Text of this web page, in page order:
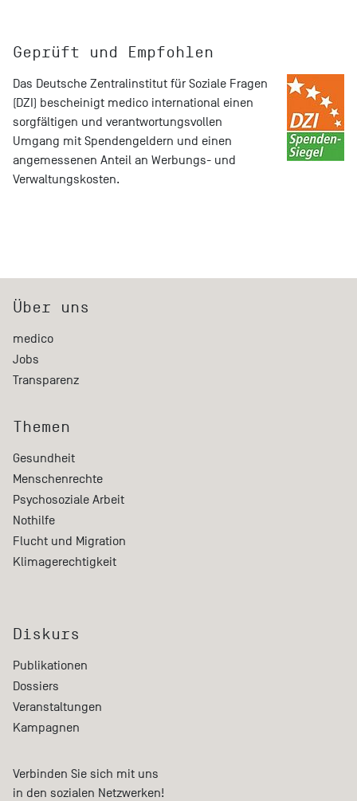
Geprüft und Empfohlen
Das Deutsche Zentralinstitut für Soziale Fragen
(DZI) bescheinigt medico international einen
sorgfältigen und verantwortungsvollen
Umgang mit Spendengeldern und einen
angemessenen Anteil an Werbungs- und
Verwaltungskosten.
Über uns
medico
Jobs
Transparenz
Themen
Gesundheit
Menschenrechte
Psychosoziale Arbeit
Nothilfe
Flucht und Migration
Klimagerechtigkeit
Diskurs
Publikationen
Dossiers
Veranstaltungen
Kampagnen
Verbinden Sie sich mit uns
in den sozialen Netzwerken!